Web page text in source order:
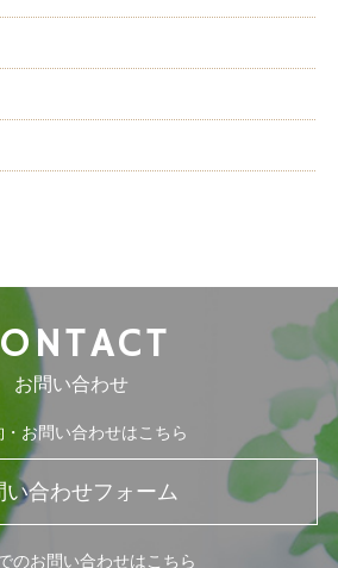
お問い合わせ
・お問い合わせはこちら
い合わせフォーム
のお問い合わせはこちら